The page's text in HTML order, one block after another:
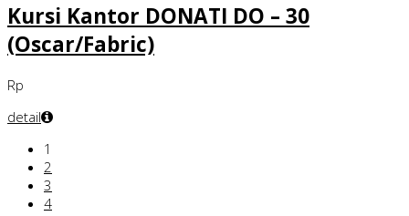
Kursi Kantor DONATI DO – 30
(Oscar/Fabric)
Rp
detail
1
2
3
4